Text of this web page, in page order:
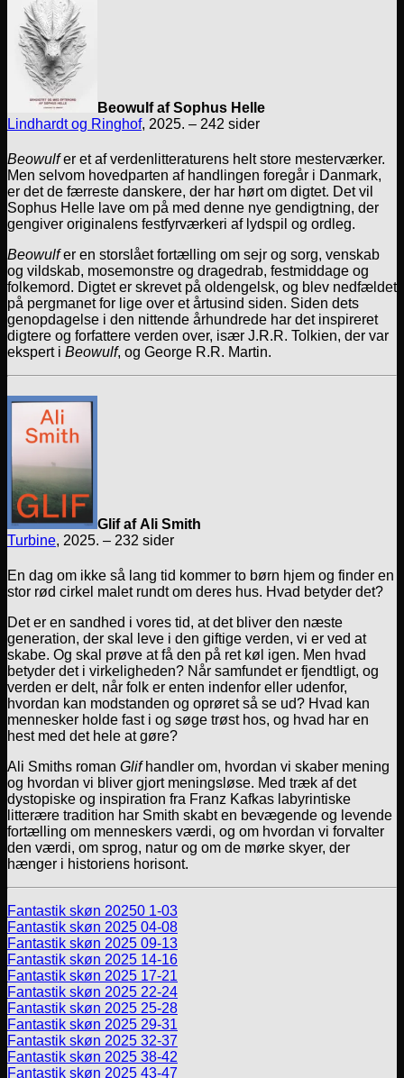
Beowulf af Sophus Helle
Lindhardt og Ringhof, 2025. – 242 sider
Beowulfer et af verdenlitteraturens helt store mesterværker.
Men selvom hovedparten af handlingen foregår i Danmark,
er det de færreste danskere, der har hørt om digtet. Det vil
Sophus Helle lave om på med denne nye gendigtning, der
gengiver originalens festfyrværkeri af lydspil og ordleg.
Beowulfer en storslået fortælling om sejr og sorg, venskab
og vildskab, mosemonstre og dragedrab, festmiddage og
folkemord. Digtet er skrevet på oldengelsk, og blev nedfældet
på pergmanet for lige over et årtusind siden. Siden dets
genopdagelse i den nittende århundrede har det inspireret
digtere og forfattere verden over, især J.R.R. Tolkien, der var
ekspert i Beowulf, og George R.R. Martin.
Glif af Ali Smith
Turbine, 2025. – 232 sider
En dag om ikke så lang tid kommer to børn hjem og finder en
stor rød cirkel malet rundt om deres hus. Hvad betyder det?
Det er en sandhed i vores tid, at det bliver den næste
generation, der skal leve i den giftige verden, vi er ved at
skabe. Og skal prøve at få den på ret køl igen. Men hvad
betyder det i virkeligheden? Når samfundet er fjendtligt, og
verden er delt, når folk er enten indenfor eller udenfor,
hvordan kan modstanden og oprøret så se ud? Hvad kan
mennesker holde fast i og søge trøst hos, og hvad har en
hest med det hele at gøre?
Ali Smiths roman Glifhandler om, hvordan vi skaber mening
og hvordan vi bliver gjort meningsløse. Med træk af det
dystopiske og inspiration fra Franz Kafkas labyrintiske
litterære tradition har Smith skabt en bevægende og levende
fortælling om menneskers værdi, og om hvordan vi forvalter
den værdi, om sprog, natur og om de mørke skyer, der
hænger i historiens horisont.
Fantastik skøn 20250 1-03
Fantastik skøn 2025 04-08
Fantastik skøn 2025 09-13
Fantastik skøn 2025 14-16
Fantastik skøn 2025 17-21
Fantastik skøn 2025 22-24
Fantastik skøn 2025 25-28
Fantastik skøn 2025 29-31
Fantastik skøn 2025 32-37
Fantastik skøn 2025 38-42
Fantastik skøn 2025 43-47